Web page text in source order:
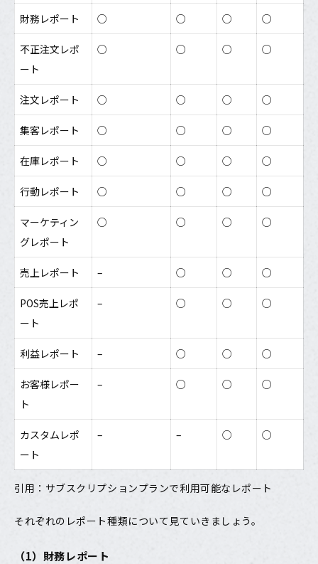
財務レポート ○ ○ ○ ○
不正注文レポ
ート
○ ○ ○ ○
注文レポート ○ ○ ○ ○
集客レポート ○ ○ ○ ○
在庫レポート ○ ○ ○ ○
行動レポート ○ ○ ○ ○
マーケティン
グレポート
○ ○ ○ ○
売上レポート – ○ ○ ○
POS売上レポ
ート
– ○ ○ ○
利益レポート – ○ ○ ○
お客様レポー
ト
– ○ ○ ○
カスタムレポ
ート
– – ○ ○
引用： サブスクリプションプランで利用可能なレポート
それぞれのレポート種類について見ていきましょう。
（1）財務レポート